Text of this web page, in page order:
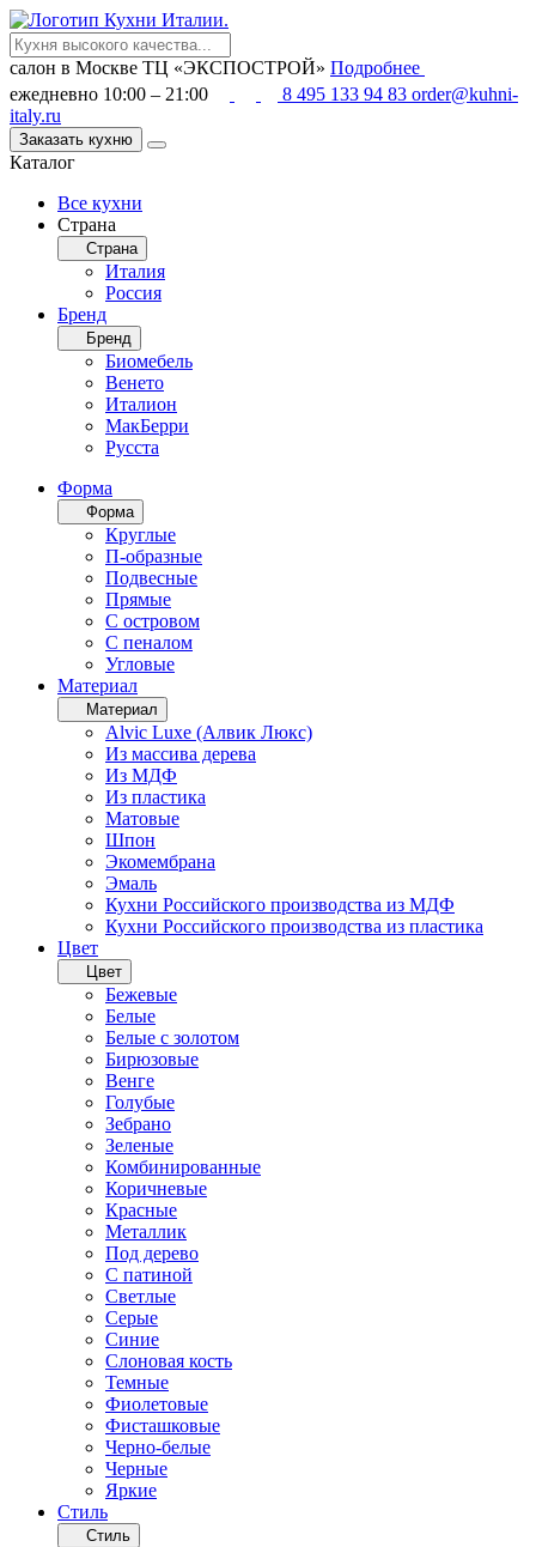
салон в Москве ТЦ «ЭКСПОСТРОЙ» Подробнее
ежедневно 10:00 – 21:00
8 495 133 94 83 order@kuhni-
italy.ru
Заказать кухню
Каталог
Все кухни
Страна
Страна
Италия
Россия
Бренд
Бренд
Биомебель
Венето
Италион
МакБерри
Русста
Форма
Форма
Круглые
П-образные
Подвесные
Прямые
С островом
С пеналом
Угловые
Материал
Материал
Alvic Luxe (Алвик Люкс)
Из массива дерева
Из МДФ
Из пластика
Матовые
Шпон
Экомембрана
Эмаль
Кухни Российского производства из МДФ
Кухни Российского производства из пластика
Цвет
Цвет
Бежевые
Белые
Белые с золотом
Бирюзовые
Венге
Голубые
Зебрано
Зеленые
Комбинированные
Коричневые
Красные
Металлик
Под дерево
С патиной
Светлые
Серые
Синие
Слоновая кость
Темные
Фиолетовые
Фисташковые
Черно-белые
Черные
Яркие
Стиль
Стиль